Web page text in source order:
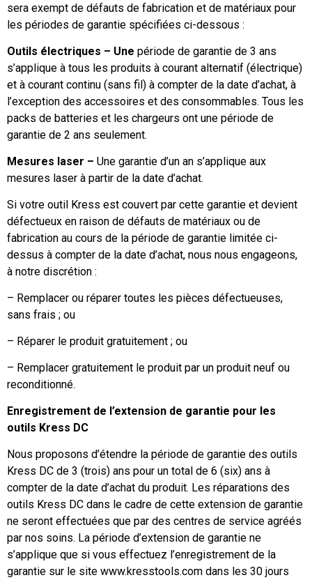
sera exempt de défauts de fabrication et de matériaux pour
les périodes de garantie spécifiées ci-dessous :
Outils électriques – Une période de garantie de 3 ans
s’applique à tous les produits à courant alternatif (électrique)
et à courant continu (sans fil) à compter de la date d’achat, à
l’exception des accessoires et des consommables. Tous les
packs de batteries et les chargeurs ont une période de
garantie de 2 ans seulement.
Mesures laser – Une garantie d’un an s’applique aux
mesures laser à partir de la date d’achat.
Si votre outil Kress est couvert par cette garantie et devient
défectueux en raison de défauts de matériaux ou de
fabrication au cours de la période de garantie limitée ci-
dessus à compter de la date d’achat, nous nous engageons,
à notre discrétion :
– Remplacer ou réparer toutes les pièces défectueuses,
sans frais ; ou
– Réparer le produit gratuitement ; ou
– Remplacer gratuitement le produit par un produit neuf ou
reconditionné.
Enregistrement de l’extension de garantie pour les
outils Kress DC
Nous proposons d’étendre la période de garantie des outils
Kress DC de 3 (trois) ans pour un total de 6 (six) ans à
compter de la date d’achat du produit. Les réparations des
outils Kress DC dans le cadre de cette extension de garantie
ne seront effectuées que par des centres de service agréés
par nos soins. La période d’extension de garantie ne
s’applique que si vous effectuez l’enregistrement de la
garantie sur le site www.kresstools.com dans les 30 jours